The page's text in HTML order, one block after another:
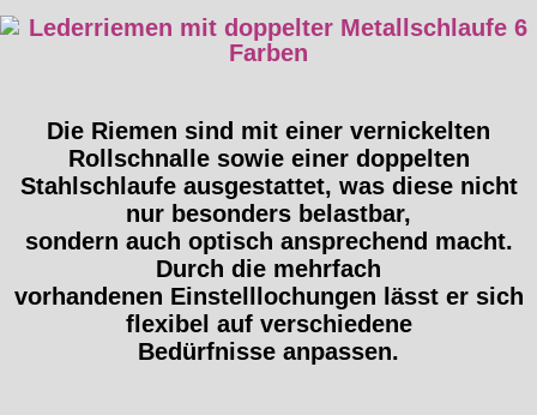
Die Riemen sind mit einer vernickelten
Rollschnalle sowie einer doppelten
Stahlschlaufe ausgestattet, was diese nicht
nur besonders belastbar,
sondern auch optisch ansprechend macht.
Durch die mehrfach
vorhandenen Einstelllochungen lässt er sich
flexibel auf verschiedene
Bedürfnisse anpassen.